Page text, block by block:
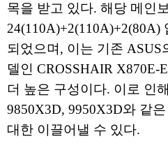
목을 받고 있다. 해당 메인
24(110A)+2(110A)+2(80A)
되었으며, 이는 기존 ASUS
델인 CROSSHAIR X870E-
더 높은 구성이다. 이로 인
9850X3D, 9950X3D와 같
대한 이끌어낼 수 있다.